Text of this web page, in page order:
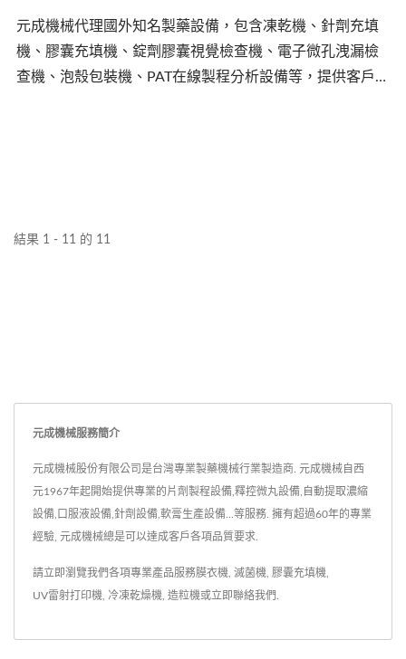
元成機械代理國外知名製藥設備，包含凍乾機、針劑充填
機、膠囊充填機、錠劑膠囊視覺檢查機、電子微孔洩漏檢
查機、泡殼包裝機、PAT在線製程分析設備等，提供客戶各
結果 1 - 11 的 11
元成機械服務簡介
元成機械股份有限公司是台灣專業製藥機械行業製造商. 元成機械自西
元1967年起開始提供專業的片劑製程設備,釋控微丸設備,自動提取濃縮
設備,口服液設備,針劑設備,軟膏生產設備...等服務. 擁有超過60年的專業
經驗, 元成機械總是可以達成客戶各項品質要求.
請立即瀏覽我們各項專業產品服務膜衣機 滅菌機 膠囊充填機
UV雷射打印機 冷凍乾燥機 造粒機或 立即聯絡我們